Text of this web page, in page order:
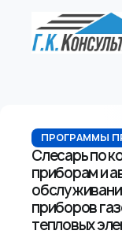
ПРОГРАММЫ
Слесарь по
приборам и
приборов
тепловых